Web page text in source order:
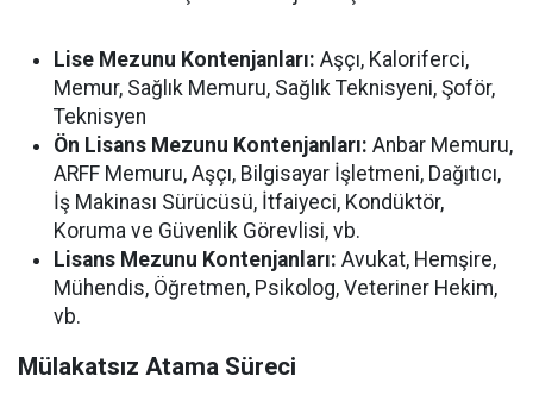
Lise Mezunu Kontenjanları: Aşçı, Kaloriferci,
Memur, Sağlık Memuru, Sağlık Teknisyeni, Şoför,
Teknisyen
Ön Lisans Mezunu Kontenjanları: Anbar Memuru,
ARFF Memuru, Aşçı, Bilgisayar İşletmeni, Dağıtıcı,
İş Makinası Sürücüsü, İtfaiyeci, Kondüktör,
Koruma ve Güvenlik Görevlisi, vb.
Lisans Mezunu Kontenjanları: Avukat, Hemşire,
Mühendis, Öğretmen, Psikolog, Veteriner Hekim,
vb.
Mülakatsız Atama Süreci